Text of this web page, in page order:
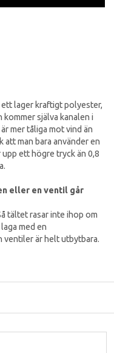
lager kraftigt polyester,
själva kanalen i
mer tåliga mot vind än
man bara använder en
ett högre tryck än 0,8
eller en ventil går
tältet rasar inte ihop om
med en
är helt utbytbara.